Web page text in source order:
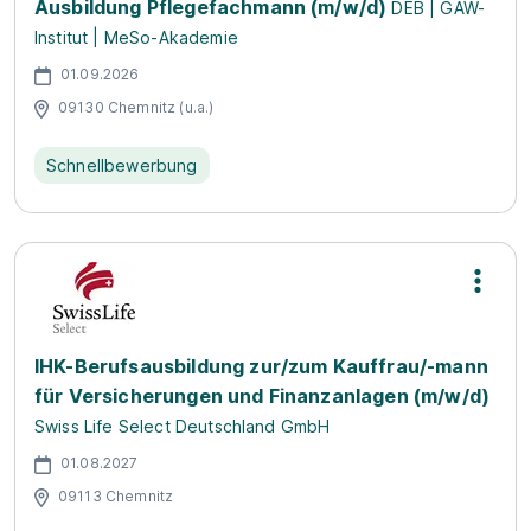
Ausbildung Pflegefachmann (m/w/d) DEB | GAW-
Institut | MeSo-Akademie
01.09.2026
09130 Chemnitz (u.a.)
Schnellbewerbung
IHK-Berufsausbildung zur/zum Kauffrau/-mann
für Versicherungen und Finanzanlagen (m/w/d)
Swiss Life Select Deutschland GmbH
01.08.2027
09113 Chemnitz